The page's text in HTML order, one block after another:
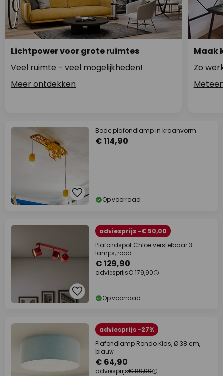
Lichtpower voor grote ruimtes
Veel ruimte - veel mogelijkheden!
Meer ontdekken
Maak
Zo
Bodo plafondlamp in kraanvorm
€ 114,90
Op voorraad
adviesprijs -€ 50,00
Plafondspot Chloe verstelbaar 3-
lamps, rood
€ 129,90
adviesprijs€ 179,90
Op voorraad
adviesprijs -27%
Plafondlamp Rondo Kids, Ø 38 cm,
blauw
€ 64,90
adviesprijs€ 89,90